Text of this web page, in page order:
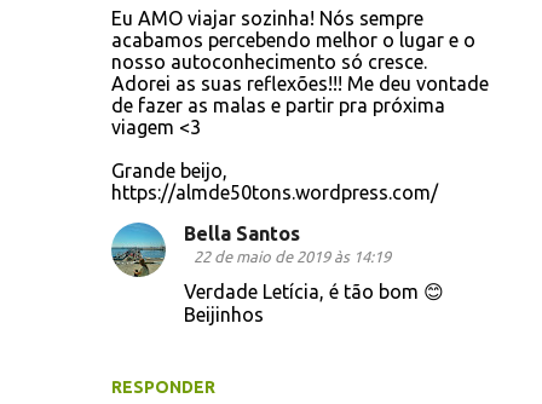
Eu AMO viajar sozinha! Nós sempre
acabamos percebendo melhor o lugar e o
nosso autoconhecimento só cresce.
Adorei as suas reflexões!!! Me deu vontade
de fazer as malas e partir pra próxima
viagem <3
Grande beijo,
https://almde50tons.wordpress.com/
RESPONDER
Bella Santos
22 de maio de 2019 às 14:19
Verdade Letícia, é tão bom 😊
Beijinhos